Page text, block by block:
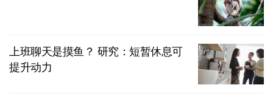
上班聊天是摸鱼？ 研究：短暂休息可
提升动力